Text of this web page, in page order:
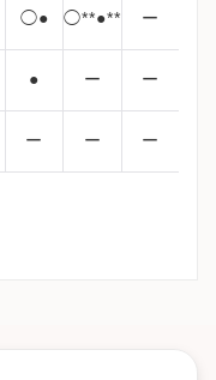
◯● ◯**●** ー
● ー ー
ー ー ー